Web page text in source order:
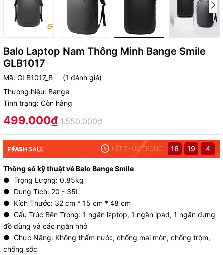
Balo Laptop Nam Thông Minh Bange Smile
GLB1017
Mã: GLB1017_B
(1 đánh giá)
Thương hiệu: Bange
Tình trạng: Còn hàng
499.000₫ 1.550.000₫
KẾT THÚC TRONG 16 19 2
Thông số kỹ thuật về Balo Bange Smile
● Trọng Lượng: 0.85kg
● Dung Tích: 20 - 35L
● Kích Thước: 32 cm * 15 cm * 48 cm
● Cấu Trúc Bên Trong: 1 ngăn laptop, 1 ngăn ipad, 1 ngăn đựng
đồ dùng và các ngăn nhỏ
● Chức Năng: Không thấm nước, chống mài mòn, chống trộm,
chống sốc